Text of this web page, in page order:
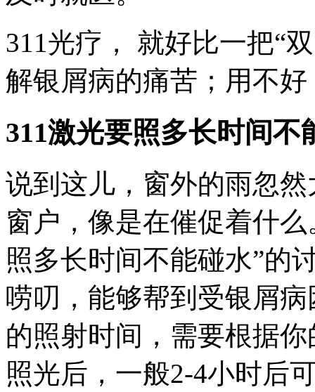
311光疗， 就好比一把“
解银屑病的痛苦；用不
311激光要照多长时间不
说到这儿，窗外的雨忽
窗户，像是在催促着什
照多长时间不能碰水”的
唠叨，能够帮到受银屑
的照射时间，需要根据
照光后，一般2-4小时后